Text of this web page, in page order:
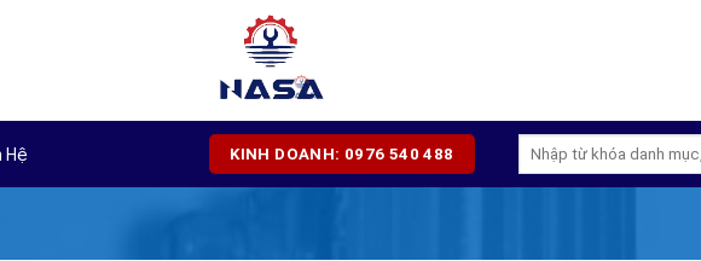
Hệ KINH DOANH: 0976 540 488
Tìm
kiếm: